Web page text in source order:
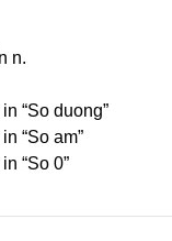
n.
“So duong”
“So am”
“So 0”